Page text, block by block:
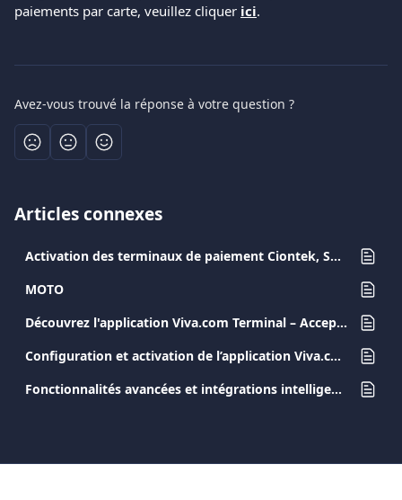
paiements par carte, veuillez cliquer ici.
Avez-vous trouvé la réponse à votre question ?
Articles connexes
Activation des terminaux de paiement Ciontek, Sunmi et PAX A8900
MOTO
Découvrez l'application Viva.com Terminal – Acceptez des paiements partout
Configuration et activation de l’application Viva.com Terminal
Fonctionnalités avancées et intégrations intelligentes